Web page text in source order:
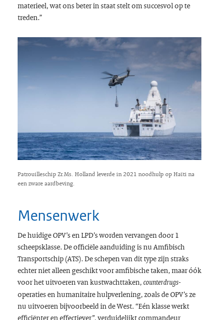
materieel, wat ons beter in staat stelt om succesvol op te
treden.”
Patrouilleschip Zr.Ms. Holland leverde in 2021 noodhulp op Haïti na
een zware aardbeving.
Mensenwerk
De huidige OPV’s en LPD’s worden vervangen door 1
scheepsklasse. De officiële aanduiding is nu Amfibisch
Transportschip (ATS). De schepen van dit type zijn straks
echter niet alleen geschikt voor amfibische taken, maar óók
voor het uitvoeren van kustwachttaken, counterdrugs-
operaties en humanitaire hulpverlening, zoals de OPV’s ze
nu uitvoeren bijvoorbeeld in de West. “Eén klasse werkt
efficiënter en effectiever”, verduidelijkt commandeur